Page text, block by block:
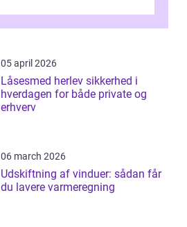
05 april 2026
Låsesmed herlev sikkerhed i
hverdagen for både private og
erhverv
06 march 2026
Udskiftning af vinduer: sådan får
du lavere varmeregning